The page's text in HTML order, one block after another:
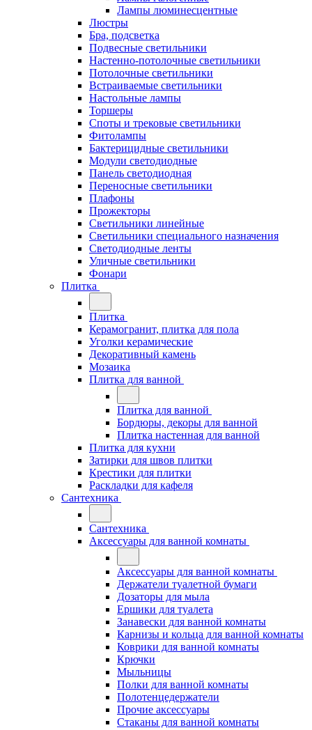
Лампы люминесцентные
Люстры
Бра, подсветка
Подвесные светильники
Настенно-потолочные светильники
Потолочные светильники
Встраиваемые светильники
Настольные лампы
Торшеры
Споты и трековые светильники
Фитолампы
Бактерицидные светильники
Модули светодиодные
Панель светодиодная
Переносные светильники
Плафоны
Прожекторы
Светильники линейные
Светильники специального назначения
Светодиодные ленты
Уличные светильники
Фонари
Плитка
Плитка
Керамогранит, плитка для пола
Уголки керамические
Декоративный камень
Мозаика
Плитка для ванной
Плитка для ванной
Бордюры, декоры для ванной
Плитка настенная для ванной
Плитка для кухни
Затирки для швов плитки
Крестики для плитки
Раскладки для кафеля
Сантехника
Сантехника
Аксессуары для ванной комнаты
Аксессуары для ванной комнаты
Держатели туалетной бумаги
Дозаторы для мыла
Ершики для туалета
Занавески для ванной комнаты
Карнизы и кольца для ванной комнаты
Коврики для ванной комнаты
Крючки
Мыльницы
Полки для ванной комнаты
Полотенцедержатели
Прочие аксессуары
Стаканы для ванной комнаты